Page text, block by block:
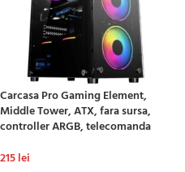
Carcasa Pro Gaming Element,
Middle Tower, ATX, fara sursa,
controller ARGB, telecomanda
215lei